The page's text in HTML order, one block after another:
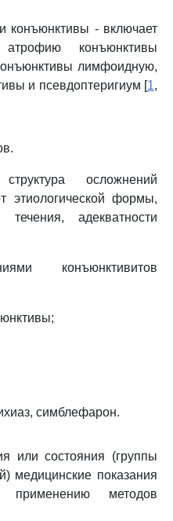
конъюнктивы - включает
конъюнктивы
лимфоидную,
и псевдоптеригиум [1,
осложнений
этиологической формы,
адекватности
конъюнктивитов
симблефарон.
или состояния (группы
медицинские показания
применению методов